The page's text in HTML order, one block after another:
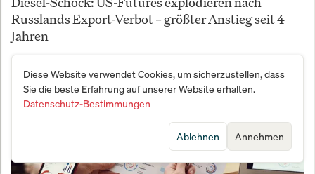
Russlands Export-Verbot – größter Anstieg seit 4
Jahren
Diese Website verwendet Cookies, um sicherzustellen, dass
Sie die beste Erfahrung auf unserer Website erhalten.
Datenschutz-Bestimmungen
Annehmen
Ablehnen